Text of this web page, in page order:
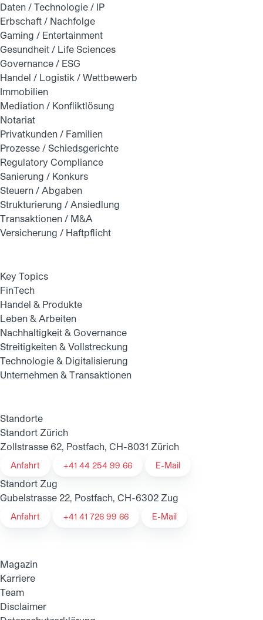
Daten / Technologie / IP
Erbschaft / Nachfolge
Gaming / Entertainment
Gesundheit / Life Sciences
Governance / ESG
Handel / Logistik / Wettbewerb
Immobilien
Mediation / Konfliktlösung
Notariat
Privatkunden / Familien
Prozesse / Schiedsgerichte
Regulatory Compliance
Sanierung / Konkurs
Steuern / Abgaben
Strukturierung / Ansiedlung
Transaktionen / M&A
Versicherung / Haftpflicht
Key Topics
FinTech
Handel & Produkte
Leben & Arbeiten
Nachhaltigkeit & Governance
Streitigkeiten & Vollstreckung
Technologie & Digitalisierung
Unternehmen & Transaktionen
Standorte
Standort Zürich
Zollstrasse 62, Postfach, CH-8031 Zürich
Anfahrt +41 44 254 99 66 E-Mail
Standort Zug
Gubelstrasse 22, Postfach, CH-6302 Zug
Anfahrt +41 41 726 99 66 E-Mail
Magazin
Karriere
Team
Disclaimer